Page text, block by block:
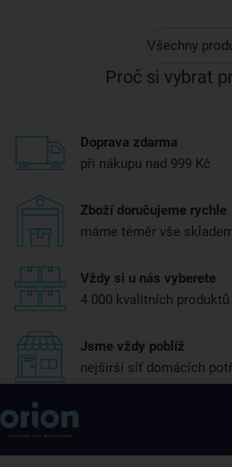
Všechny
Proč si vybrat
Doprava zdarma
při nákupu nad 999 Kč
Zboží doručujeme rychle
máme téměr vše
Vždy si u nás vyberete
4 000 kvalitních produktů
Jsme vždy poblíž
nejširší síť domácích
Získejte rady, recepty a tipy
ostatní
Přihlaste se k odběru našeho newsletteru.